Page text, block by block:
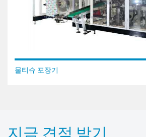
물티슈 포장기
지금 견적 받기